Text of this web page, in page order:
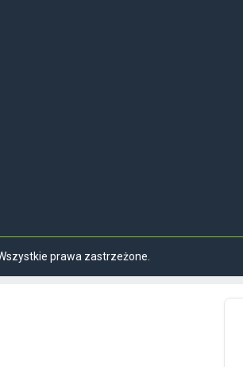
prawa zastrzeżone.